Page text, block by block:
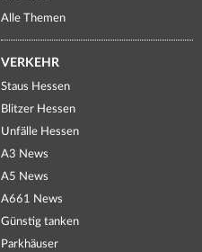
Alle Themen
VERKEHR
Staus Hessen
Blitzer Hessen
Unfälle Hessen
A3 News
A5 News
A661 News
Günstig tanken
Parkhäuser